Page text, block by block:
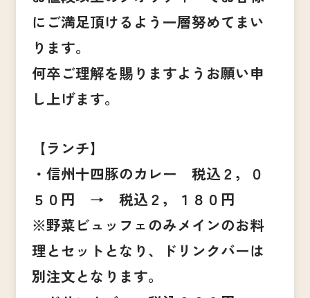
にご満足頂けるよう一層努めてまい
ります。
何卒ご理解を賜りますようお願い申
し上げます。
【ランチ】
・信州十四豚のカレー 税込２，０
５０円 → 税込２，１８０円
※野菜ビュッフェのみメインのお料
理とセットとなり、ドリンクバーは
別注文となります。